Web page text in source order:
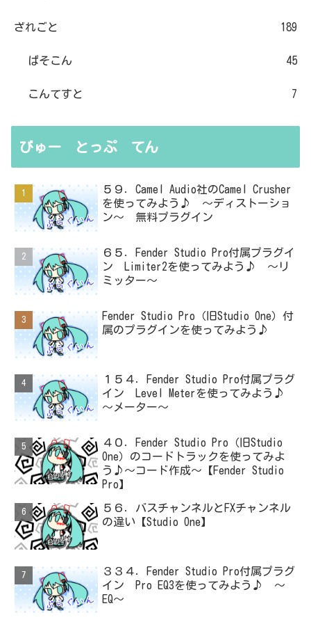
ざれごと 189
ぱそこん 45
こんてすと 7
びゅー とっぷ てん
５９．Camel Audio社のCamel Crusher
を使ってみよう♪ ～ディストーショ
ン～ 無料プラグイン
６５．Fender Studio Pro付属プラグイ
ン Limiter2を使ってみよう♪ ～リ
ミッター～
Fender Studio Pro（旧Studio One）付
属のプラグインを使ってみよう♪
１５４．Fender Studio Pro付属プラグ
イン Level Meterを使ってみよう♪
～メーター～
４０．Fender Studio Pro（旧Studio
One）のコードトラックを使ってみよ
う♪～コード作成～【Fender Studio
Pro】
５６．バスチャンネルとFXチャンネル
の違い【Studio One】
３３４．Fender Studio Pro付属プラグ
イン Pro EQ3を使ってみよう♪ ～
EQ～